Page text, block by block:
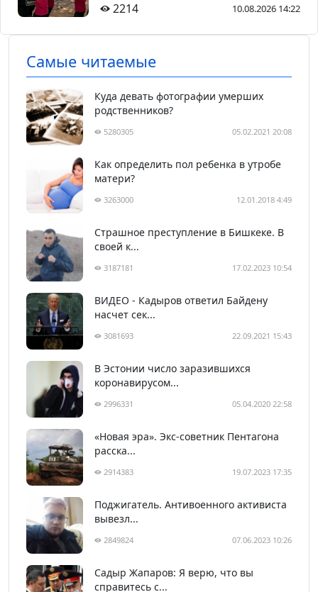
2214 10.08.2026 14:22
Самые читаемые
Куда девать фотографии умерших
родственников?
5280305 05.02.2021 20:08
Как определить пол ребенка в утробе
матери?
3263000 12.01.2018 4:49
Страшное преступление в Бишкеке. В
своей к...
3187181 17.02.2023 10:54
ВИДЕО - Кадыров ответил Байдену
насчет сек...
3081693 22.09.2021 15:43
В Эстонии число заразившихся
коронавирусом...
2996331 05.04.2020 22:58
«Новая эра». Экс-советник Пентагона
расска...
2914383 19.07.2023 17:35
Поджигатель. Антивоенного активиста
вывезл...
2849824 07.06.2023 10:26
Садыр Жапаров: Я верю, что вы
справитесь с...